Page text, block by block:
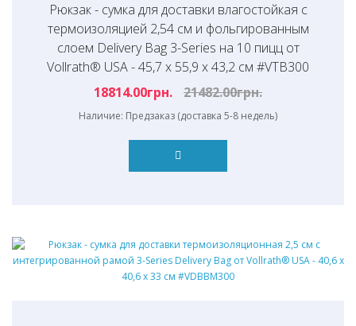
Рюкзак - сумка для доставки влагостойкая с
термоизоляцией 2,54 см и фольгированным
слоем Delivery Bag 3-Series на 10 пицц от
Vollrath® USA - 45,7 х 55,9 х 43,2 см #VTB300
18814.00грн.
21482.00грн.
Наличие: Предзаказ (доставка 5-8 недель)